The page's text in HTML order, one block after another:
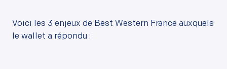
Voici les 3 enjeux de Best Western France auxquels
le wallet a répondu :